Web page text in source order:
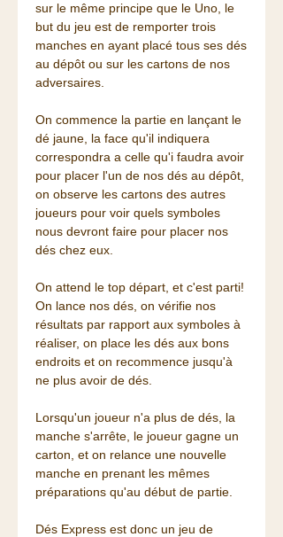
sur le même principe que le Uno, le
but du jeu est de remporter trois
manches en ayant placé tous ses dés
au dépôt ou sur les cartons de nos
adversaires.
On commence la partie en lançant le
dé jaune, la face qu'il indiquera
correspondra a celle qu'i faudra avoir
pour placer l'un de nos dés au dépôt,
on observe les cartons des autres
joueurs pour voir quels symboles
nous devront faire pour placer nos
dés chez eux.
On attend le top départ, et c'est parti!
On lance nos dés, on vérifie nos
résultats par rapport aux symboles à
réaliser, on place les dés aux bons
endroits et on recommence jusqu'à
ne plus avoir de dés.
Lorsqu'un joueur n'a plus de dés, la
manche s'arrête, le joueur gagne un
carton, et on relance une nouvelle
manche en prenant les mêmes
préparations qu'au début de partie.
Dés Express est donc un jeu de